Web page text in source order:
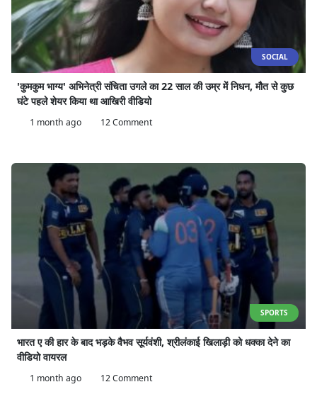
SOCIAL
'कुमकुम भाग्य' अभिनेत्री संचिता उगले का 22 साल की उम्र में निधन, मौत से कुछ
घंटे पहले शेयर किया था आखिरी वीडियो
1 month ago 12 Comment
SPORTS
भारत ए की हार के बाद भड़के वैभव सूर्यवंशी, श्रीलंकाई खिलाड़ी को धक्का देने का
वीडियो वायरल
1 month ago 12 Comment